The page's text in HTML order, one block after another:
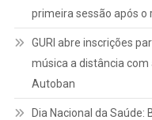
primeira sessão após
GURI abre inscrições
música a distância com
Autoban
Dia Nacional da Saúde: